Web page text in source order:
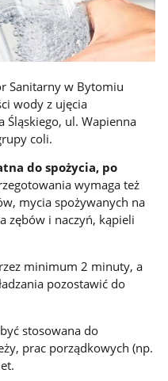
Sanitarny w Bytomiu
wody z ujęcia
Śląskiego, ul. Wapienna
coli.
do spożycia, po
wymaga też
mycia spożywanych na
zębów i naczyń, kąpieli
minimum 2 minuty, a
pozostawić do
stosowana do
prac porządkowych (np.